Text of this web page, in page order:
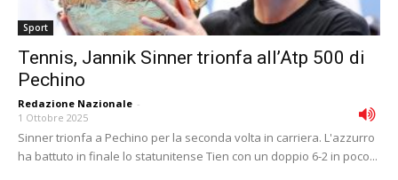
Sport
Tennis, Jannik Sinner trionfa all’Atp 500 di
Pechino
Redazione Nazionale -
1 Ottobre 2025
Sinner trionfa a Pechino per la seconda volta in carriera. L'azzurro
ha battuto in finale lo statunitense Tien con un doppio 6-2 in poco...